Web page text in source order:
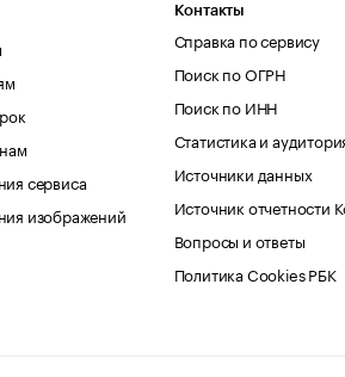
сервиса
изображений
Контакты
Справка по сервису
Поиск по ОГРН
Поиск по ИНН
Статистика и
Источники данных
Источник отчетности
Вопросы и ответы
Политика Cookies РБК